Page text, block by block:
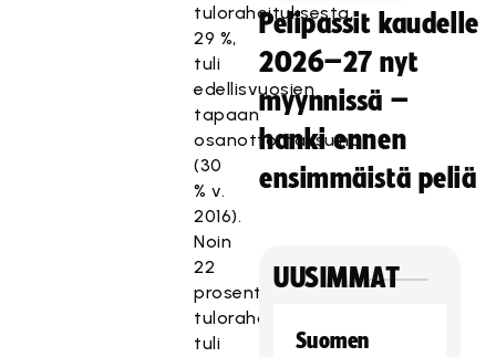
tulorahoituksesta,
29 %,
tuli
edellisvuosien
tapaan
osanottomaksuina
(30
% v.
2016).
Noin
22
prosenttia
tulorahoituksesta
tuli
Pelipassit kaudelle
2026–27 nyt
myynnissä –
hanki ennen
ensimmäistä peliä
UUSIMMAT
Suomen